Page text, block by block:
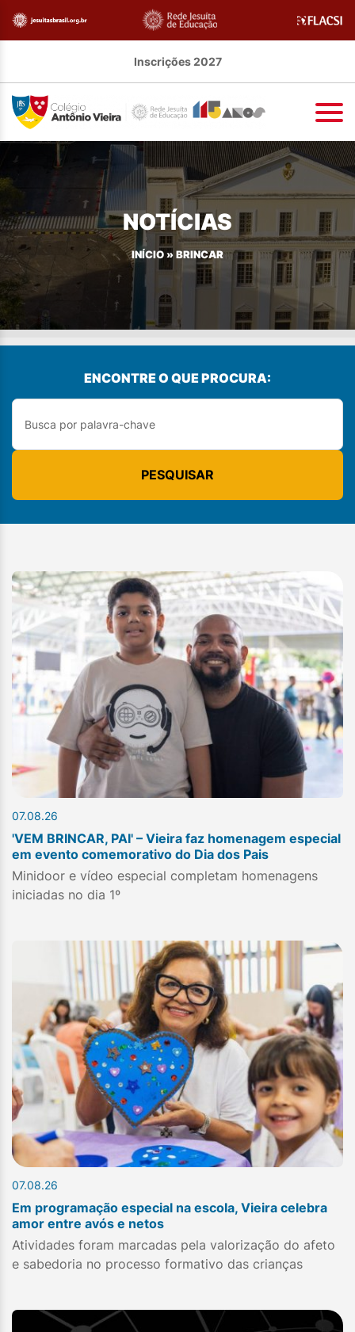
Inscrições 2027
NOTÍCIAS
INÍCIO » BRINCAR
ENCONTRE O QUE PROCURA:
PESQUISAR
07.08.26
'VEM BRINCAR, PAI' – Vieira faz homenagem especial
em evento comemorativo do Dia dos Pais
Minidoor e vídeo especial completam homenagens
iniciadas no dia 1º
07.08.26
Em programação especial na escola, Vieira celebra
amor entre avós e netos
Atividades foram marcadas pela valorização do afeto
e sabedoria no processo formativo das crianças